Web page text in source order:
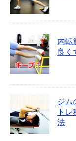
内転
良く
ジム
ト
法